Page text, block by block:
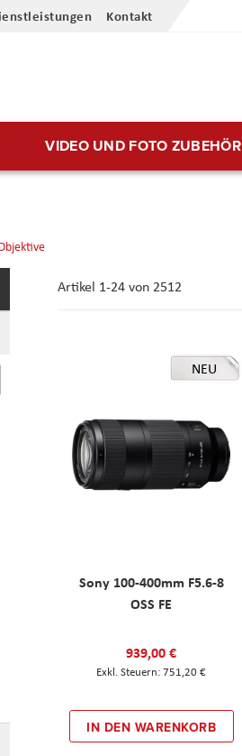
Kontakt
VIDEO UND FOTO ZUBEHÖR
Artikel 1-24von 2512
NEU
Sony 100-400mm F5.6-8
OSS FE
939,00 €
751,20 €
IN DEN WARENKORB